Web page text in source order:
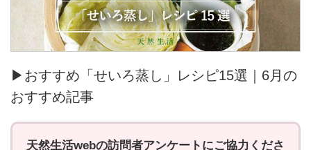
▶おすすめ「せいろ蒸し」レシピ15選｜6月の
おすすめ記事